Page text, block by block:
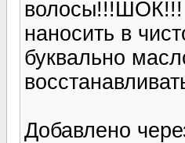
волосы!!!ШОК!!!
наносить в
буквально
Добавлено